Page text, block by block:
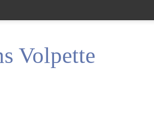
Volpette